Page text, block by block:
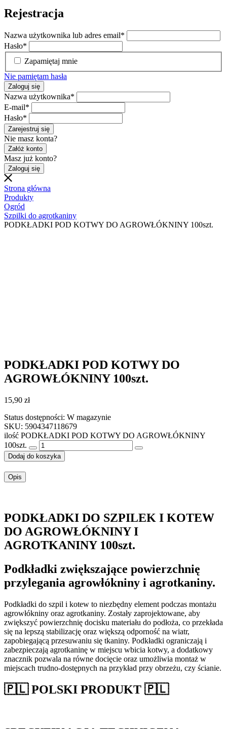
Rejestracja
Nazwa użytkownika lub adres email*
Hasło*
Zapamiętaj mnie
Nie pamiętam hasła
Zaloguj się
Nazwa użytkownika*
E-mail*
Hasło*
Zarejestruj się
Nie masz konta?
Załóż konto
Masz już konto?
Zaloguj się
Strona główna
Produkty
Ogród
Szpilki do agrotkaniny
PODKŁADKI POD KOTWY DO AGROWŁÓKNINY 100szt.
PODKŁADKI POD KOTWY DO
AGROWŁÓKNINY 100szt.
15,90 zł
Status dostępności: W magazynie
SKU: 5904347118679
ilość PODKŁADKI POD KOTWY DO AGROWŁÓKNINY
100szt.
Dodaj do koszyka
Opis
PODKŁADKI DO SZPILEK I KOTEW
DO AGROWŁÓKNINY I
AGROTKANINY 100szt.
Podkładki zwiększające powierzchnię
przylegania agrowłókniny i agrotkaniny.
Podkładki do szpil i kotew to niezbędny element podczas montażu
agrowłókniny oraz agrotkaniny. Zostały zaprojektowane, aby
zwiększyć powierzchnię docisku materiału do podłoża, co przekłada
się na lepszą stabilizację oraz większą odporność na wiatr,
zapobiegającą przesuwaniu się tkaniny. Podkładki ograniczają i
zabezpieczają agrotkaninę w miejscu wbicia kotwy, a dodatkowy
znacznik pozwala na równe docięcie oraz umożliwia montaż w
miejscach trudno-dostępnych na przykład przy obrzeżu, czy ścianie.
🇵🇱 POLSKI PRODUKT 🇵🇱